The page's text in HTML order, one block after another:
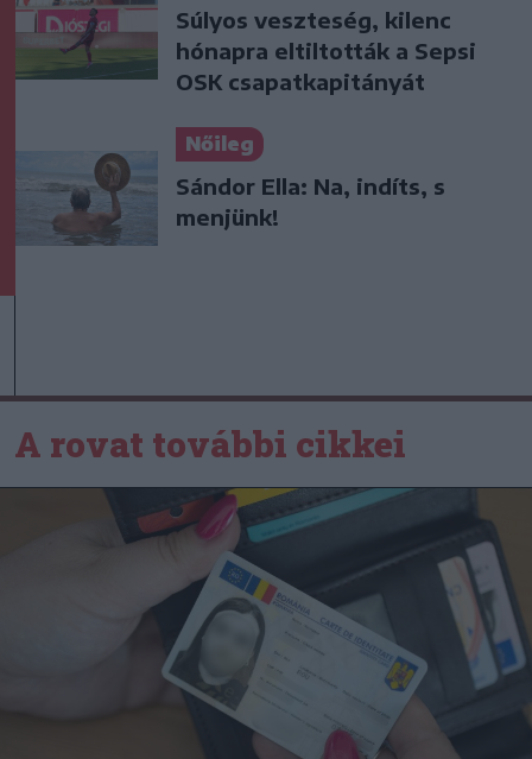
Súlyos veszteség, kilenc
hónapra eltiltották a Sepsi
OSK csapatkapitányát
Nőileg
Sándor Ella: Na, indíts, s
menjünk!
A rovat további cikkei